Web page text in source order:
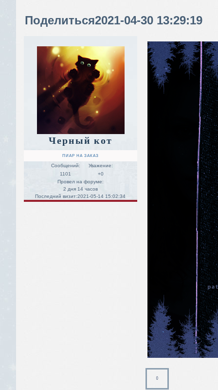
Поделиться2021-04-30 13:29:19
Черный кот
ПИАР НА ЗАКАЗ
Сообщений:
1101
Уважение:
+0
Провел на форуме:
2 дня 14 часов
Последний визит:2021-05-14 15:02:34
0